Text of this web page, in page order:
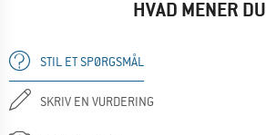
HVAD MENER
STIL ET SPØRGSMÅL
SKRIV EN VURDERING